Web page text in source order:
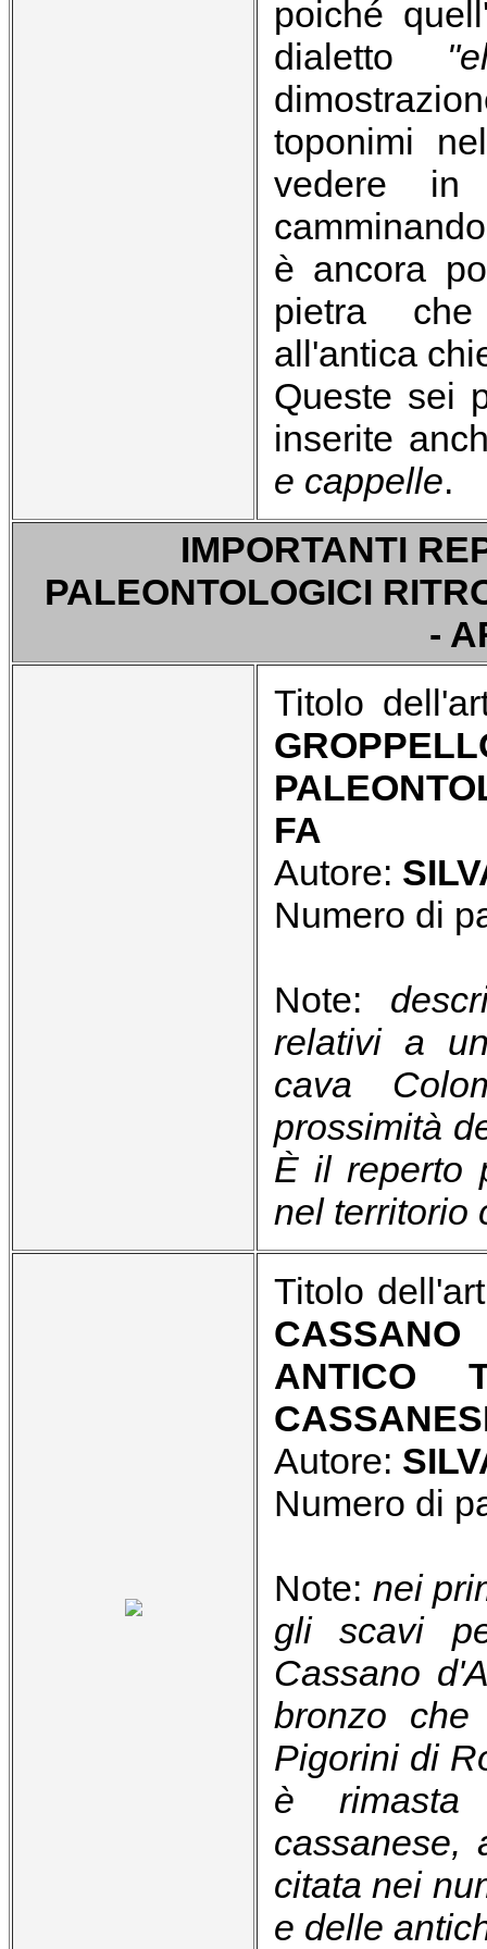
poiché
dialetto
toponimi
vedere in
è ancora
pietra
all'antica
Queste sei
inserite
e cappelle.
IMPORTANTI
PALEONTOLOGICI
-
Titolo
FA
Autore:
Numero di
Note:
relativi a
cava
prossimità
È il reperto
nel territorio
Titolo
ANTICO
Autore:
Numero di
Note: nei
gli scavi
Cassano
bronzo
Pigorini di
è rimasta
cassanese,
citata nei
e delle